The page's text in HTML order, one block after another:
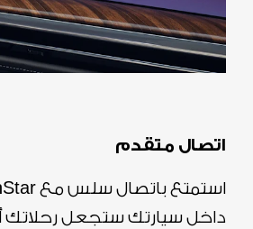
اتصال متقدم
داخل سيارتك ستجعل رحلاتك